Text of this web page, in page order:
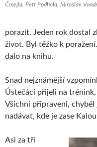
Čmejla, Petr Podhola, Miroslav
porazit. Jeden rok dostal
život. Byl těžko k
dalo na knihu.
Snad nejznámější
Ústečáci přijeli na
Všichni připraveni, chyběl
nadávat, kde je zase
Asi za tři